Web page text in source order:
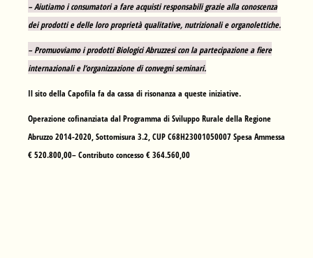
– Aiutiamo i consumatori a fare acquisti responsabili grazie alla conoscenza
dei prodotti e delle loro proprietà qualitative, nutrizionali e organolettiche.
– Promuoviamo i prodotti Biologici Abruzzesi con la partecipazione a fiere
internazionali e l’organizzazione di convegni seminari.
Il sito della Capofila fa da cassa di risonanza a queste iniziative.
Operazione cofinanziata dal Programma di Sviluppo Rurale della Regione
Abruzzo 2014-2020, Sottomisura 3.2, CUP C68H23001050007 Spesa Ammessa
€ 520.800,00– Contributo concesso € 364.560,00